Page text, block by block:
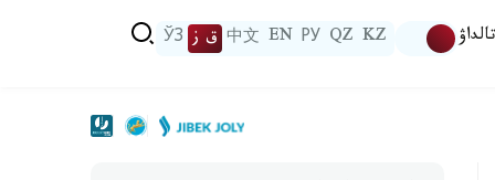
تالداۋ KZ
QZ
РУ
EN
中文 ق ز ЎЗ